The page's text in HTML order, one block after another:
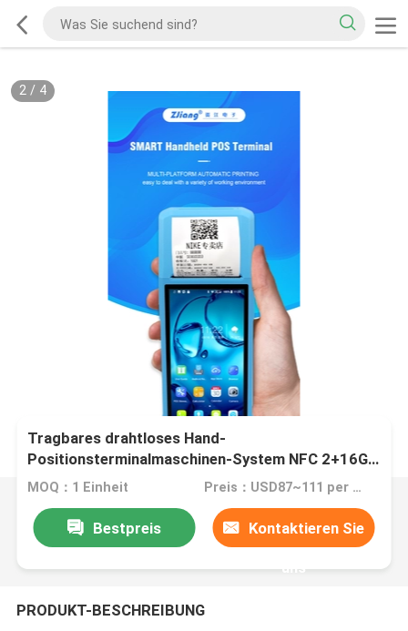
2/ 4
Tragbares drahtloses Hand-
Positionsterminalmaschinen-System NFC 2+16G
Android
MOQ：1 Einheit Preis：USD87~111 per unit (Negotiable)
Bestpreis Kontaktieren Sie
uns
PRODUKT-BESCHREIBUNG